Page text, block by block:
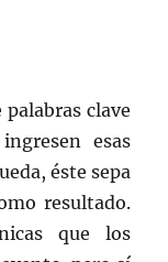
clave
esas
éste sepa
resultado.
que los